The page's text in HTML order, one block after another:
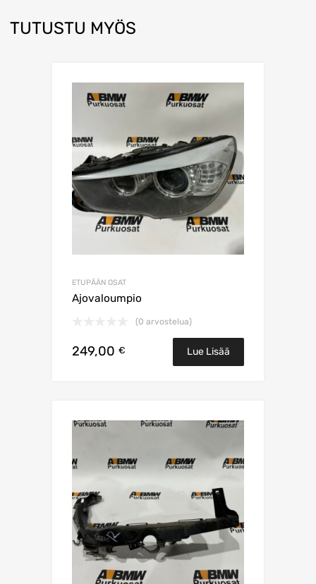
TUTUSTU MYÖS
ETUPÄÄN OSAT
Ajovaloumpio
(0 arvostelua)
249,00 € Lue Lisää